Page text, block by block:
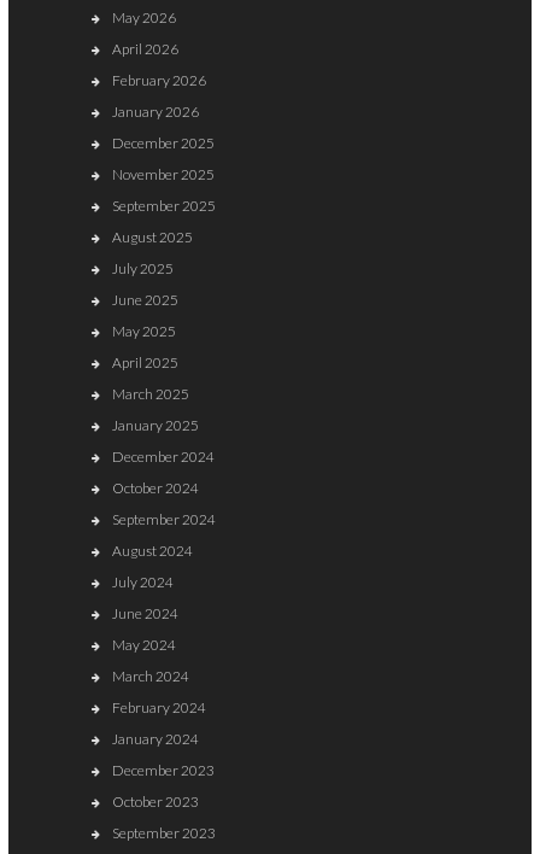
May 2026
April 2026
February 2026
January 2026
December 2025
November 2025
September 2025
August 2025
July 2025
June 2025
May 2025
April 2025
March 2025
January 2025
December 2024
October 2024
September 2024
August 2024
July 2024
June 2024
May 2024
March 2024
February 2024
January 2024
December 2023
October 2023
September 2023